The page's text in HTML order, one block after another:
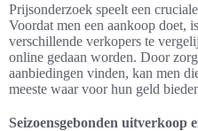
Prijsonderzoek speelt een
Voordat men een aankoop doet,
verschillende verkopers te
online gedaan worden. Door
aanbiedingen vinden, kan men
meeste waar voor hun geld
Seizoensgebonden uitverkoop